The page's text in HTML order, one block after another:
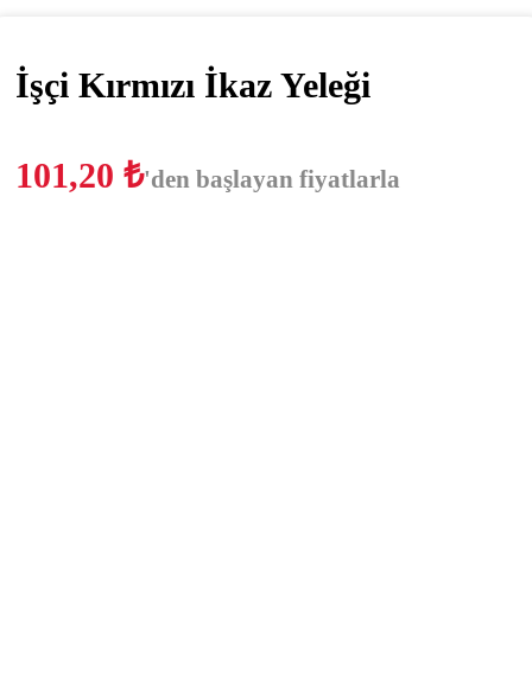
İşçi Kırmızı İkaz Yeleği
101,20 ₺'den başlayan fiyatlarla